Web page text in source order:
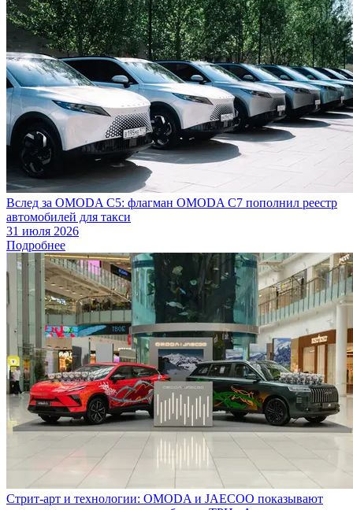
Вслед за OMODA C5: флагман OMODA C7 пополнил реестр
автомобилей для такси
31 июля 2026
Подробнее
Стрит-арт и технологии: OMODA и JAECOO показывают